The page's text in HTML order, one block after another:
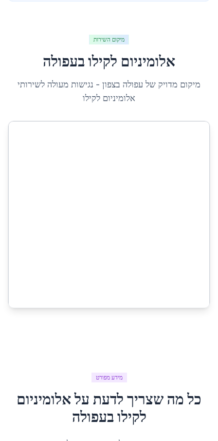
מיקום השירות
אלומיניום לקילובעפולה
מיקום מדויק של עפולה בצפון - נגישות מעולה לשירותי
אלומיניום לקילו
מידע מפורט
כל מה שצריך לדעת עלאלומיניום
לקילובעפולה